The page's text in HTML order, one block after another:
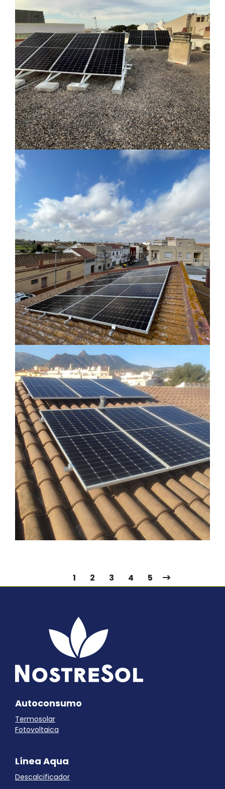
1 2 3 4 5
Autoconsumo
Termosolar
Fotovoltaica
Línea Aqua
Descalcificador